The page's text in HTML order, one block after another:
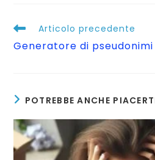
Leggi
articoli
Articolo precedente
Generatore di
POTREBBE ANCHE